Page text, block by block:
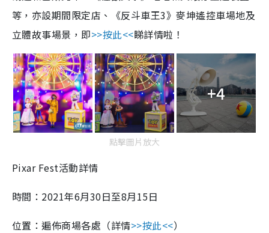
等，亦設期間限定店、《反斗車王3》麥坤遙控車場地及
立體故事場景，即>>按此<<睇詳情啦！
+4
點擊圖片放大
Pixar Fest活動詳情
時間：2021年6月30日至8月15日
位置：遍佈商場各處（詳情>>按此<<）